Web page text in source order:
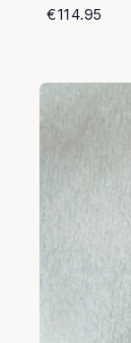
€114.95